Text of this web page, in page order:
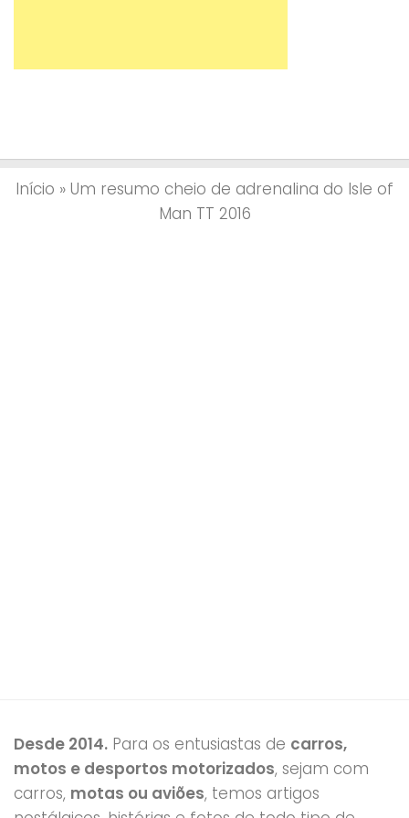
Início » Um resumo cheio de adrenalina do Isle of
Man TT 2016
Desde 2014. Para os entusiastas de carros,
motos e desportos motorizados, sejam com
carros, motas ou aviões, temos artigos